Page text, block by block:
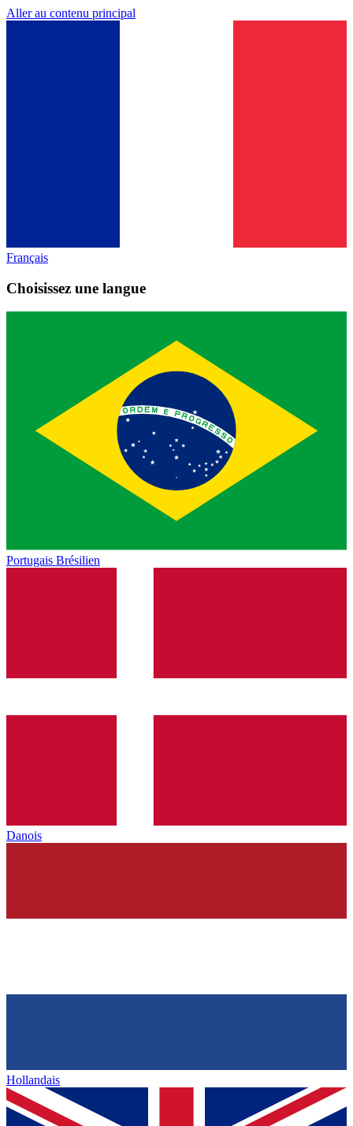
Aller au contenu principal
Français
Choisissez une langue
Portugais Brésilien
Danois
Hollandais